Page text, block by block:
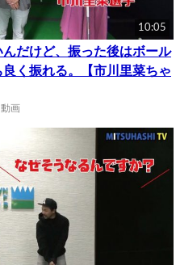
10:05
だけど、振った後はボール
く振れる。【市川里菜ちゃ
画